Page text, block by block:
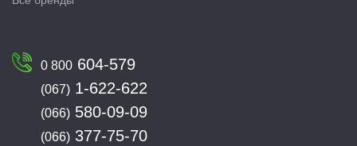
0 800 604-579
(067) 1-622-622
(066) 580-09-09
(066) 377-75-70